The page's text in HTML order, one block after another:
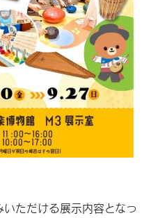
いただける展示内容となっ